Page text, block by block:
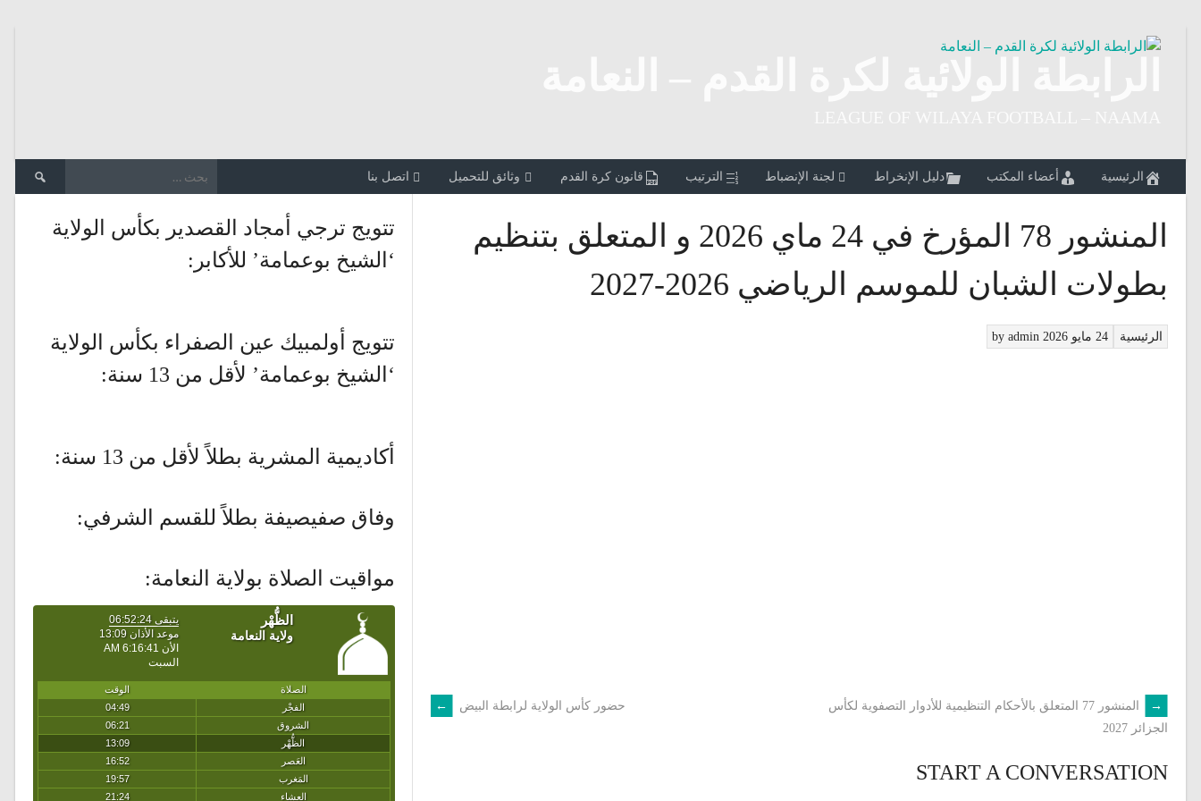
الرئيسية أعضاء المكتب دليل الإنخراط لجنة الإنضباط الترتيب قانون كرة القدم وثائق للتحميل اتصل بنا
المنشور 78 المؤرخ في 24 ماي 2026 و المتعلق بتنظيم
بطولات الشبان للموسم الرياضي 2026-2027
الرئيسية 24 مايو 2026 byadmin
POST
NAVIGATION
←
المنشور 77 المتعلق بالأحكام التنظيمية للأدوار التصفوية لكأس
الجزائر 2027
حضور كأس الولاية لرابطة البيض →
START A CONVERSATION
تتويج ترجي أمجاد القصدير بكأس الولاية
‘الشيخ بوعمامة’ للأكابر:
تتويج أولمبيك عين الصفراء بكأس الولاية
‘الشيخ بوعمامة’ لأقل من 13 سنة:
أكاديمية المشرية بطلاً لأقل من 13 سنة:
وفاق صفيصيفة بطلاً للقسم الشرفي:
مواقيت الصلاة بولاية النعامة: